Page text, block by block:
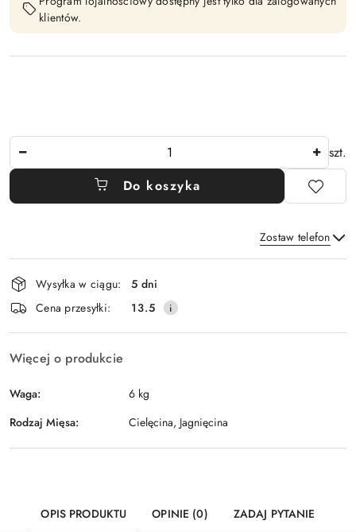
klientów.
szt.
Do koszyka
Zostaw telefon
Wyślij
Dostępność
i
dostawa
Wysyłka w ciągu:
5 dni
Cena przesyłki:
13.5
Więcej o produkcie
Waga:
6 kg
Rodzaj Mięsa:
Cielęcina, Jagnięcina
OPIS PRODUKTU OPINIE (0) ZADAJ PYTANIE